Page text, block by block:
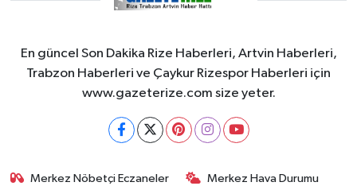
En güncel Son Dakika Rize Haberleri, Artvin Haberleri,
Trabzon Haberleri ve Çaykur Rizespor Haberleri için
www.gazeterize.com size yeter.
Merkez Nöbetçi Eczaneler Merkez Hava Durumu